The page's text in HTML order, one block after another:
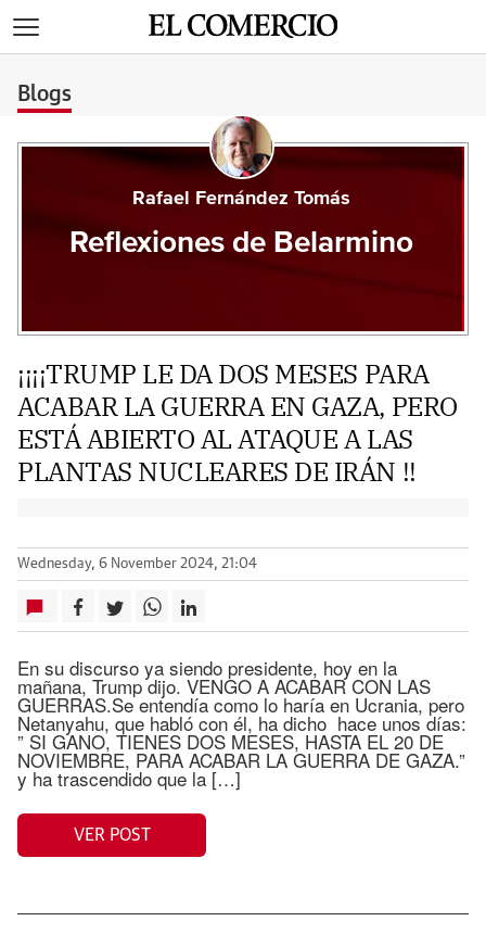
Blogs
Rafael Fernández Tomás
Reflexiones de Belarmino
¡¡¡¡TRUMP LE DA DOS MESES PARA
ACABAR LA GUERRA EN GAZA, PERO
ESTÁ ABIERTO AL ATAQUE A LAS
PLANTAS NUCLEARES DE IRÁN !!
Wednesday, 6 November 2024, 21:04
En su discurso ya siendo presidente, hoy en la
mañana, Trump dijo. VENGO A ACABAR CON LAS
GUERRAS.Se entendía como lo haría en Ucrania, pero
Netanyahu, que habló con él, ha dicho hace unos días:
” SI GANO, TIENES DOS MESES, HASTA EL 20 DE
NOVIEMBRE, PARA ACABAR LA GUERRA DE GAZA.”
y ha trascendido que la […]
VER POST